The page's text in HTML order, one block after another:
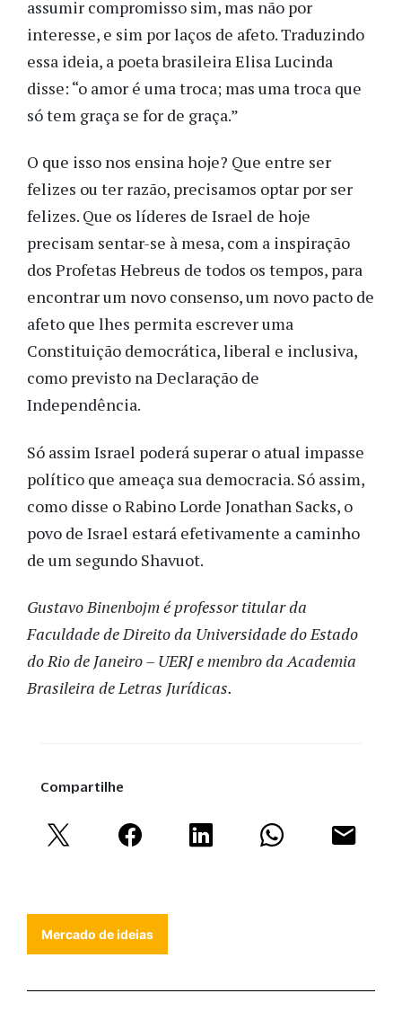
assumir compromisso sim, mas não por
interesse, e sim por laços de afeto. Traduzindo
essa ideia, a poeta brasileira Elisa Lucinda
disse: “o amor é uma troca; mas uma troca que
só tem graça se for de graça.”
O que isso nos ensina hoje? Que entre ser
felizes ou ter razão, precisamos optar por ser
felizes. Que os líderes de Israel de hoje
precisam sentar-se à mesa, com a inspiração
dos Profetas Hebreus de todos os tempos, para
encontrar um novo consenso, um novo pacto de
afeto que lhes permita escrever uma
Constituição democrática, liberal e inclusiva,
como previsto na Declaração de
Independência.
Só assim Israel poderá superar o atual impasse
político que ameaça sua democracia. Só assim,
como disse o Rabino Lorde Jonathan Sacks, o
povo de Israel estará efetivamente a caminho
de um segundo Shavuot.
Gustavo Binenbojm é professor titular da
Faculdade de Direito da Universidade do Estado
do Rio de Janeiro – UERJ e membro da Academia
Brasileira de Letras Jurídicas.
Compartilhe
Mercado de ideias